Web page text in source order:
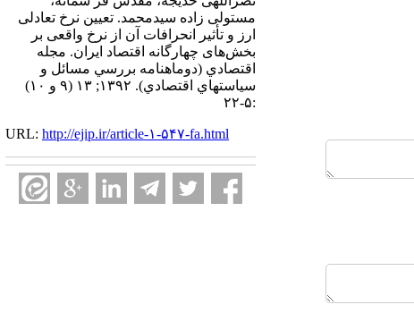
مستولی زاده سیدمحمد. تعیین نرخ تعادلی
ارز و تأثیر انحرافات آن از نرخ واقعی بر
بخش‌های چهارگانه اقتصاد ایران. مجله
اقتصادي (دوماهنامه بررسي مسائل و
سياستهاي اقتصادي). ۱۳۹۲; ۱۳ (۹ و ۱۰)
:۵-۲۲
URL: http://ejip.ir/article-۱-۵۴۷-fa.html